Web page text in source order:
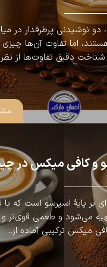
دو نوشیدنی پرطرفدار در
اما تفاوت آن‌ها چیزی
دقیق تفاوت‌ها از نظر
و کافی میکس در
بر پایهٔ اسپرسو است که
می‌شود و طعمی قوی‌تر و
میکس ترکیبی آماده از...